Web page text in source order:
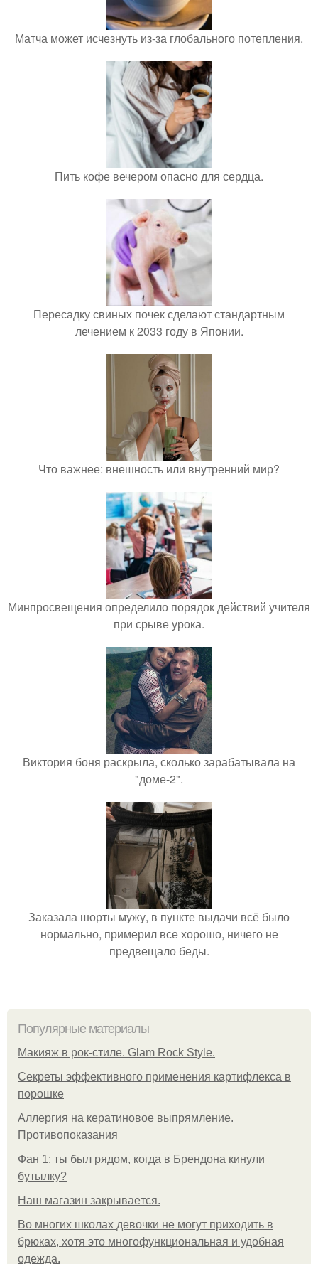
Матча может исчезнуть из-за глобального потепления.
Пить кофе вечером опасно для сердца.
Пересадку свиных почек сделают стандартным
лечением к 2033 году в Японии.
Что важнее: внешность или внутренний мир?
Минпросвещения определило порядок действий учителя
при срыве урока.
Виктория боня раскрыла, сколько зарабатывала на
"доме-2".
Заказала шорты мужу, в пункте выдачи всё было
нормально, примерил все хорошо, ничего не
предвещало беды.
Популярные материалы
Макияж в рок-стиле. Glam Rock Style.
Секреты эффективного применения картифлекса в
порошке
Аллергия на кератиновое выпрямление.
Противопоказания
Фан 1: ты был рядом, когда в Брендона кинули
бутылку?
Нaш магaзин зaкрывaeтся.
Во многих школах девочки не могут приходить в
брюках, хотя это многофункциональная и удобная
одежда.